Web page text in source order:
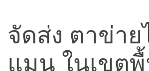
จัดส่ง ตาข่าย
แมน ในเขต